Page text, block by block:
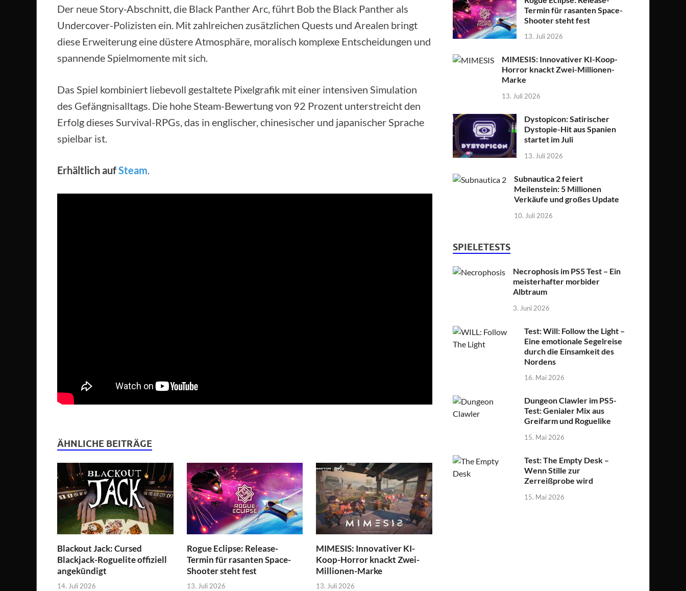
Der neue Story-Abschnitt, die Black Panther Arc, führt Bob the Black Panther als
Undercover-Polizisten ein. Mit zahlreichen zusätzlichen Quests und Arealen bringt
diese Erweiterung eine düstere Atmosphäre, moralisch komplexe Entscheidungen und
spannende Spielmomente mit sich.
Das Spiel kombiniert liebevoll gestaltete Pixelgrafik mit einer intensiven Simulation
des Gefängnisalltags. Die hohe Steam-Bewertung von 92 Prozent unterstreicht den
Erfolg dieses Survival-RPGs, das in englischer, chinesischer und japanischer Sprache
spielbar ist.
Erhältlich aufSteam.
ÄHNLICHE BEITRÄGE
Blackout Jack: Cursed
Blackjack-Roguelite offiziell
angekündigt
14. Juli 2026
Rogue Eclipse: Release-
Termin für rasanten Space-
Shooter steht fest
13. Juli 2026
MIMESIS: Innovativer KI-
Koop-Horror knackt Zwei-
Millionen-Marke
13. Juli 2026
Termin für rasanten Space-
Shooter steht fest
13. Juli 2026
MIMESIS: Innovativer KI-Koop-
Horror knackt Zwei-Millionen-
Marke
13. Juli 2026
Dystopicon: Satirischer
Dystopie-Hit aus Spanien
startet im Juli
13. Juli 2026
Subnautica 2 feiert
Meilenstein: 5 Millionen
Verkäufe und großes Update
10. Juli 2026
SPIELETESTS
Necrophosis im PS5 Test – Ein
meisterhafter morbider
Albtraum
3. Juni 2026
Test: Will: Follow the Light –
Eine emotionale Segelreise
durch die Einsamkeit des
Nordens
16. Mai 2026
Dungeon Clawler im PS5-
Test: Genialer Mix aus
Greifarm und Roguelike
15. Mai 2026
Test: The Empty Desk –
Wenn Stille zur
Zerreißprobe wird
15. Mai 2026